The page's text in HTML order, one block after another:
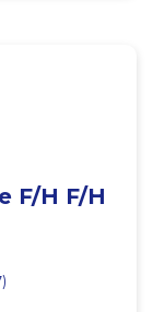
F/H F/H